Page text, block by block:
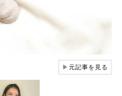
▶元記事を見る